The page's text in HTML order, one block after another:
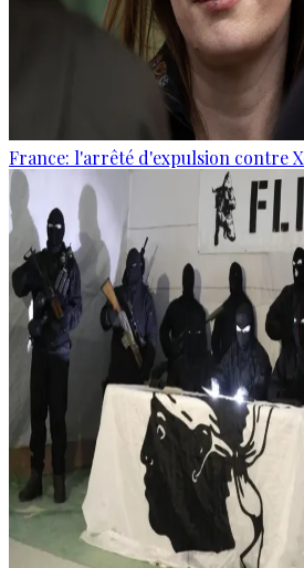
France: l'arrêté d'expulsion contre